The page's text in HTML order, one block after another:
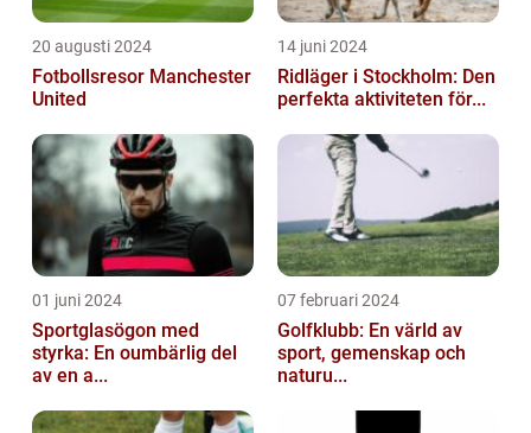
20 augusti 2024
Fotbollsresor Manchester
United
14 juni 2024
Ridläger i Stockholm: Den
perfekta aktiviteten för...
01 juni 2024
Sportglasögon med
styrka: En oumbärlig del
av en a...
07 februari 2024
Golfklubb: En värld av
sport, gemenskap och
naturu...